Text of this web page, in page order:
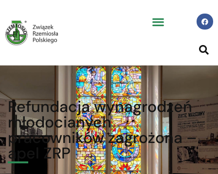
Refundacja wynagrodzeń
młodocianych
pracowników zagrożona –
apel ZRP